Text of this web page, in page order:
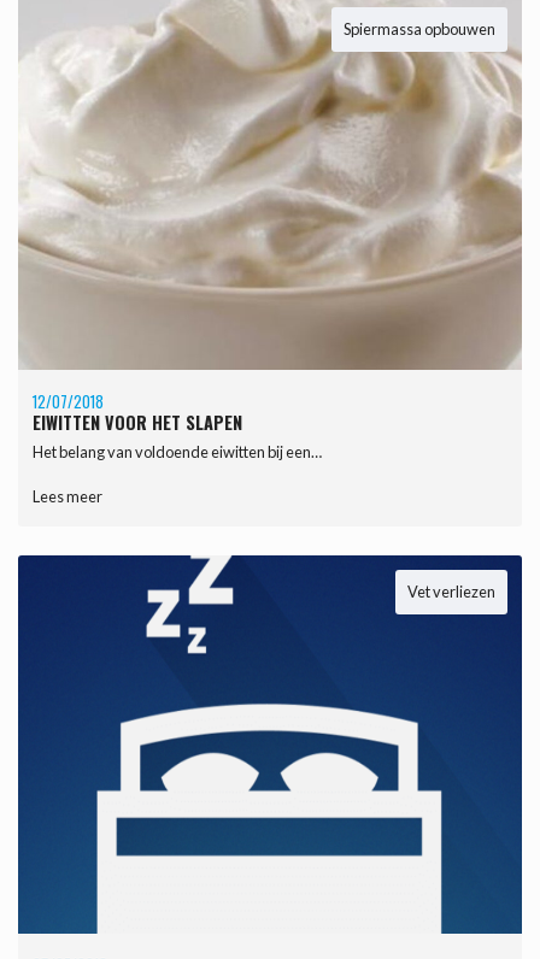
Spiermassa opbouwen
12/07/2018
EIWITTEN VOOR HET SLAPEN
Het belang van voldoende eiwitten bij een…
Lees meer
Vet verliezen